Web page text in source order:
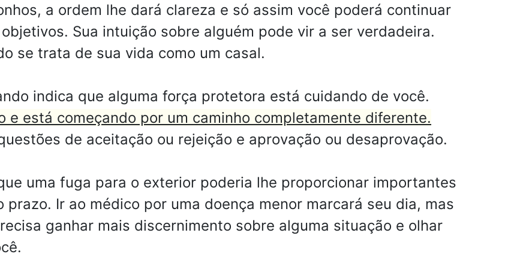
a ordem lhe dará clareza e só assim você poderá continuar
Sua intuição sobre alguém pode vir a ser verdadeira.
se trata de sua vida como um casal.
indica que alguma força protetora está cuidando de você.
e está começando por um caminho completamente diferente.
de aceitação ou rejeição e aprovação ou desaprovação.
uma fuga para o exterior poderia lhe proporcionar importantes
Ir ao médico por uma doença menor marcará seu dia, mas
ganhar mais discernimento sobre alguma situação e olhar